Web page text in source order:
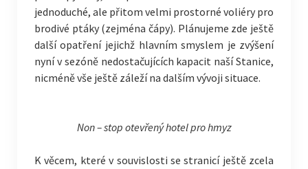
jednoduché, ale přitom velmi prostorné voliéry pro
brodivé ptáky (zejména čápy). Plánujeme zde ještě
další opatření jejichž hlavním smyslem je zvýšení
nyní v sezóně nedostačujících kapacit naší Stanice,
nicméně vše ještě záleží na dalším vývoji situace.
Non – stop otevřený hotel pro hmyz
K věcem, které v souvislosti se stranicí ještě zcela